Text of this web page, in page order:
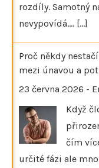
rozdíly. Samotný
nevypovídá.… [...]
Proč někdy
mezi únavou a
23 června 2026 -
Když
čím
určité fázi ale